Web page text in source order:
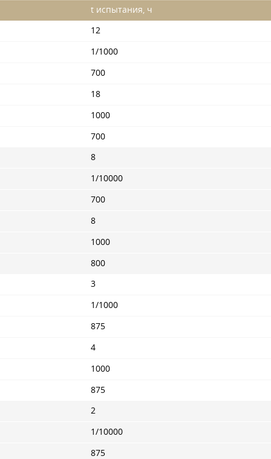
t испытания, ч
12
1/1000
700
18
1000
700
8
1/10000
700
8
1000
800
3
1/1000
875
4
1000
875
2
1/10000
875